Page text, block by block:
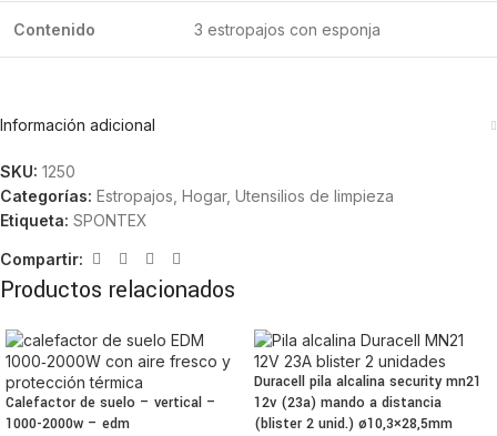
Contenido 3 estropajos con esponja
Información adicional
SKU: 1250
Categorías: Estropajos Hogar, Utensilios de limpieza
Etiqueta: SPONTEX
Compartir:
Productos relacionados
Calefactor de suelo – vertical –
1000-2000w – edm
Duracell pila alcalina security mn21
12v (23a) mando a distancia
(blister 2 unid.) ø10,3×28,5mm